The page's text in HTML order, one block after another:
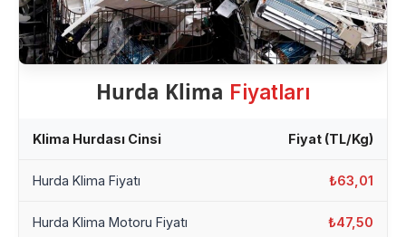
Hurda Klima Fiyatları
Klima Hurdası Cinsi Fiyat (TL/Kg)
Hurda Klima Fiyatı ₺63,01
Hurda Klima Motoru Fiyatı ₺47,50